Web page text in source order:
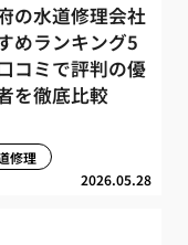
の水道修理会社
めランキング5
コミで評判の優
を徹底比較
2026.05.28
修理